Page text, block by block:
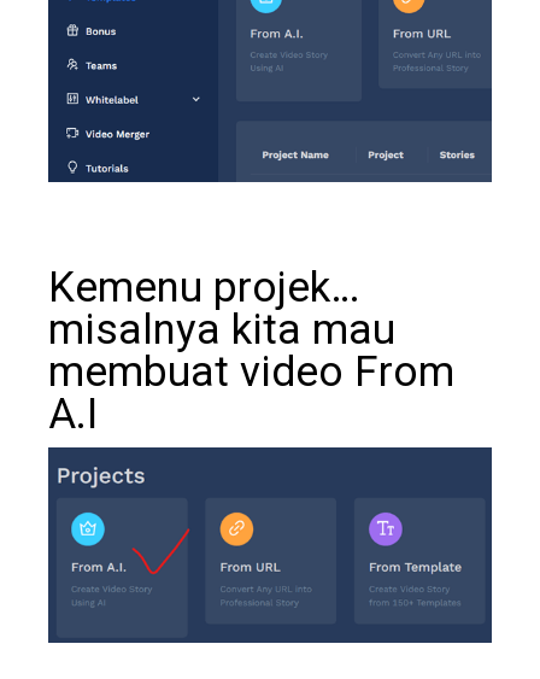
Kemenu projek…
misalnya kita mau
membuat video From
A.I